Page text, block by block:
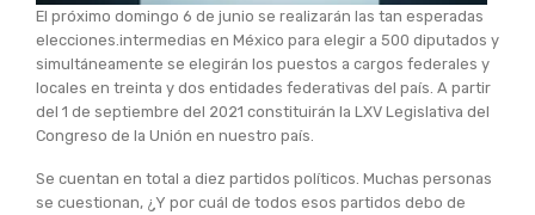
El próximo domingo 6 de junio se realizarán las tan esperadas
elecciones.intermedias en México para elegir a 500 diputados y
simultáneamente se elegirán los puestos a cargos federales y
locales en treinta y dos entidades federativas del país. A partir
del 1 de septiembre del 2021 constituirán la LXV Legislativa del
Congreso de la Unión en nuestro país.
Se cuentan en total a diez partidos políticos. Muchas personas
se cuestionan, ¿Y por cuál de todos esos partidos debo de